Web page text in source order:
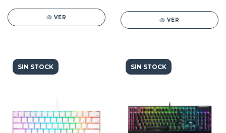
VER VER
SIN STOCK SIN STOCK